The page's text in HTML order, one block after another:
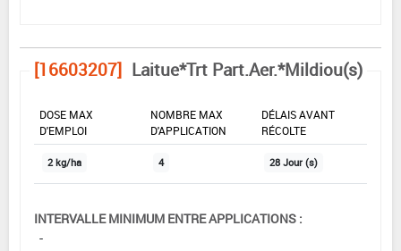
[16603207] Laitue*Trt Part.Aer.*Mildiou(s)
DOSE MAX
D'EMPLOI
NOMBRE MAX
D'APPLICATION
DÉLAIS AVANT
RÉCOLTE
2 kg/ha 4 28 Jour (s)
INTERVALLE MINIMUM ENTRE APPLICATIONS :
-